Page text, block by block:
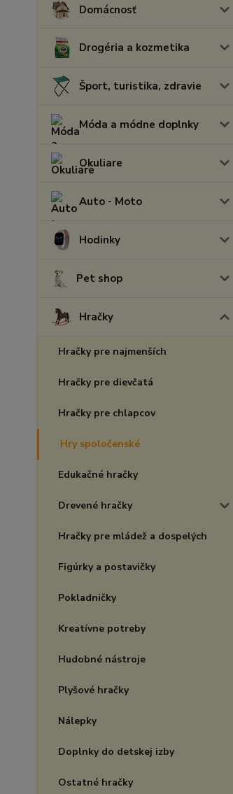
Domácnosť
Drogéria a kozmetika
Šport, turistika, zdravie
Móda a módne doplnky
Okuliare
Auto - Moto
Hodinky
Pet shop
Hračky
Hračky pre najmenších
Hračky pre dievčatá
Hračky pre chlapcov
Hry spoločenské
Edukačné hračky
Drevené hračky
Hračky pre mládež a dospelých
Figúrky a postavičky
Pokladničky
Kreatívne potreby
Hudobné nástroje
Plyšové hračky
Nálepky
Doplnky do detskej izby
Ostatné hračky